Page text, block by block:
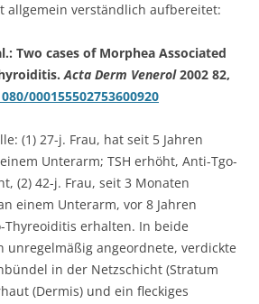
allgemein verständlich aufbereitet:
Two cases of Morphea Associated
Acta Derm Venerol2002 82,
000155502753600920
(1) 27-j. Frau, hat seit 5 Jahren
Unterarm; TSH erhöht, Anti-Tgo-
(2) 42-j. Frau, seit 3 Monaten
einem Unterarm, vor 8 Jahren
Thyreoiditis erhalten. In beide
unregelmäßig angeordnete, verdickte
in der Netzschicht (Stratum
(Dermis) und ein fleckiges